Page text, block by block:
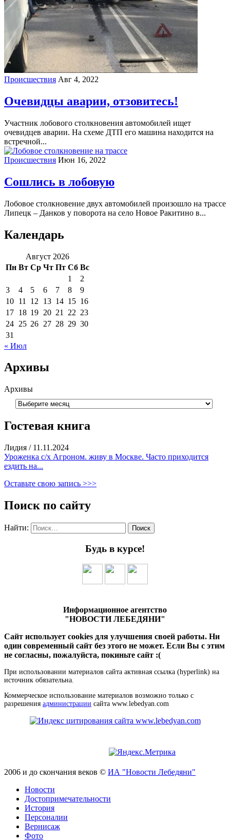
Происшествия Авг 4, 2022
Очевидцы аварии, отзовитесь!
Участник лобового столкновения автомобилей ищет
очевидцев аварии. На схеме ДТП его машина находится на
встречной...
Происшествия Июн 16, 2022
Сошлись в лобовую
Лобовое столкновение двух автомобилей произошло на трассе
Липецк – Данков у поворота на село Новое Ракитино в...
Календарь
Август 2026
Пн Вт Ср Чт Пт Сб Вс
1
2
3
4 5 6 7 8
9
10 11 12 13 14 15 16
17 18 19 20 21 22 23
24 25 26 27 28 29 30
31
« Июл
Архивы
Архивы
Гостевая книга
Лидия / 11.11.2024
Уроженка с/х Агроном. живу в Москве. Часто приходится
ездить на...
Оставьте свою запись >>>
Поиск по сайту
Найти:
Будь в курсе!
Информационное агентство
"НОВОСТИ ЛЕБЕДЯНИ"
Сайт использует cookies для улучшения своей работы. Ни
один современный сайт без этого не может. Если Вы с этим
не согласны, пожалуйста, покиньте сайт :(
При использовании материалов сайта активная ссылка (hyperlink) на
источник обязательна.
Коммерческое использование материалов возможно только с
разрешения администрации сайта www.lebedyan.com
2006 и до скончания веков © ИА "Новости Лебедяни"
Новости
Достопримечательности
История
Персоналии
Вернисаж
Фото